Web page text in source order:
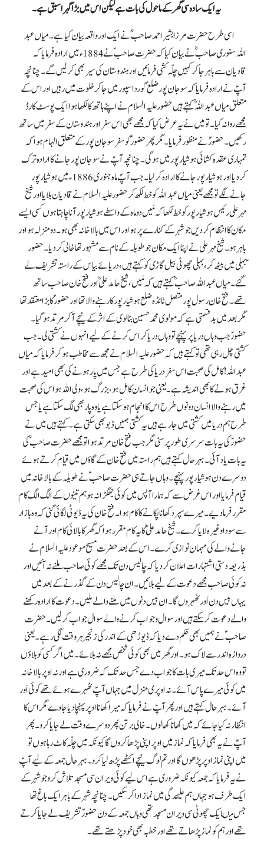
یہ ایک سادہ سی گھر کے ماحول کی بات ہے لیکن اس میں بڑا گہرا سبق ہے۔
اسی طرح حضرت مرزا بشیر احمد صاحبؓ نے ایک اور واقعہ بیان کیا ہے۔میاں عبد
اللہ سنوری صاحبؓ نے بیان کیا کہ حضرت صاحبؑ نے 1884ء میں ارادہ فرمایا کہ
قادیان سے باہر جا کر کہیں چلّہ کشی فرما ئیں اور ہندوستان کی سیر بھی کر لیں گے۔ چنانچہ
آپؑ نے ارادہ فرمایا کہ سوجان پور ضلع گورداسپور میں جا کر خلوت میں رہیں اور اس کے
متعلق میاں عبداللہؓ کہتے ہیں حضور علیہ السلام نے اپنے ہاتھ کا لکھا ہوا ایک پوسٹ کارڈ
مجھے روانہ کیا۔ تو میں نے یہ عرض کیا کہ مجھے بھی اس سفر اور ہندوستان کے سفر میں ساتھ
رکھیں۔ حضورؑ نے منظور فرمایا۔ مگر پھر حضور ؑکو سفر سوجان پور کے متعلق الہام ہوا کہ
تمہاری عقدہ کشائی ہوشیار پور میں ہوگی۔ چنانچہ آپؑ نے سوجان پور جانے کا ارادہ ترک
کر دیا اور ہوشیار پور جانے کا ارادہ کر لیا۔ جب آپؑ ماہ جنوری 1886ء میں ہوشیارپور
جانے لگے تو مجھے یعنی میاں عبداللہ کو خط لکھ کر حضور علیہ السلام نے قادیان بلایا اور شیخ
مہرعلی رئیس ہوشیارپور کو خط لکھا کہ مَیں دو ماہ کے واسطے ہوشیار پور آنا چاہتا ہوں کسی ایسے
مکان کا انتظام کر دیں جو شہر کے کنارے پر ہو اور اس میں بالا خانہ بھی ہو۔ دومنزلہ ہو اور
باہر ہو۔ شیخ مہر علی نے اپنا ایک مکان جو طویلہ کے نام سے مشہور تھا خالی کر دیا۔ حضور
ؑبہلی میں بیٹھ کر، بہلی چھوٹی بیل گاڑی کو کہتے ہیں، دریائے بیاس کے راستہ تشریف لے
گئے۔ میاں عبداللہ صاحبؓ کہتے ہیں کہ مَیں ،شیخ حامد علیؓ اور فتح خان صاحب ساتھ
تھے۔ فتح خان رسول پور متصل ٹانڈہ ضلع ہوشیارپور کا رہنے والا تھا اور حضور ؑکا بڑا معتقد تھا
مگر بعد میں بدقسمتی ہے کہ مولوی محمد حسین بٹالوی کے اثر کے نیچے آ کر مرتد ہو گیا۔
حضورؑ جب وہاں دریا پر پہنچے تو وہاں دریا کراس کرنے کے لیے انہوں نے کشتی لی۔ جب
کشتی چل رہی تھی توکہتے ہیں کہ حضور علیہ السلام نے مجھ سے مخاطب ہو کر فرمایا کہ میاں
عبداللہ! کامل کی صحبت اس سفر دریا کی طرح ہے جس میں پار ہونے کی بھی امید ہے اور
غرق ہونے کا بھی اندیشہ ہے۔ یعنی جو انسان کامل ہو، بزرگ ہو، ولی اللہ ہو اس کی صحبت
میں رہنے والا انسان دونوں طرح اس کا انجام ہو سکتا ہے یا وہ پار بھی لگ سکتا ہے یاجس
طرح ہم دریا میں کشتی میں جا رہے ہیں یہ کشتی ہمیں ڈبو بھی سکتی ہے۔ کہتے ہیں میں نے
حضورؑکی یہ بات سرسری طور پر سنی مگر جب فتح خان مرتد ہوا تو مجھے حضرت صاحبؑ کی
یہ بات یاد آئی۔ بہرحال کہتے ہیں ہم راستہ میں فتح خان کے گاؤں میں قیام کرتے ہوئے
دوسرے دن ہوشیار پور پہنچے۔ وہاں جاتے ہی حضرت صاحبؑ نے طویلہ کے بالا خانہ میں
قیام فرمایا اور اس غرض سے کہ ہمارا آپس میں کوئی جھگڑا نہ ہو ہم تینوں کے الگ الگ کام
مقرر فرما دیے۔ میرے سپر دکھانا پکانے کا کام ہوا۔ فتح خان کی یہ ڈیوٹی لگائی گئی کہ وہ بازار
سے سودا وغیرہ لایا کرے۔ شیخ حامد علی ؓکا یہ کام مقرر ہوا کہ گھر کا بالائی کام اور آنے
جانے والے کی مہمان نوازی کرے۔ اس کے بعد حضرت مسیح موعود علیہ السلام نے
بذریعہ دستی اشتہارات اعلان کر دیا کہ چالیس دن تک مجھے کوئی صاحب ملنے نہ آئیں اور
نہ کوئی صاحب مجھے دعوت کے لیے بلائیں۔ ان چالیس دن کے گذرنے کے بعد میں
یہاں بیس دن اَور ٹھہروں گا۔ ان بیس دنوں میں ملنے والے ملیں۔ دعوت کا ارادہ رکھنے
والے دعوت کر سکتے ہیں اور سوال و جواب کرنے والے سوال جواب کر لیں۔ حضرت
صاحبؑ نے ہمیں بھی حکم دے دیا کہ ڈیوڑھی کے اندر کی زنجیر ہر وقت لگی رہے۔یعنی
دروازہ اندر سے لاک ہو۔ اور گھر میں بھی کوئی شخص مجھے نہ بلائے۔ میں اگر کسی کو بلاؤں
تو وہ اس حد تک میری بات کا جواب دے جس حد تک کہ ضروری ہے اور نہ اوپر بالاخانہ
میں کوئی میرے پاس آئے۔ نہ اوپری منزل میں جہاں آپؑ ٹھہرے ہوئے تھے کوئی اَور
آئے۔ بہرحال کہتے ہیں اور پھر آپؑ نے فرمایا کہ میرا کھانا اوپر پہنچا دیا جاوے مگر اس کا
انتظار نہ کیا جائے کہ میں کھانا کھالوں۔ خالی برتن پھر دوسرے وقت لے جایا کرو۔ پھر
آپؑ نے یہ بھی فرمایا کہ نمازمیں اوپر اپنی پڑھاکروں گا کیونکہ میں چلّہ کاٹ رہا ہوں تو
میں اپنی نماز اوپر پڑھوں گا اورتم لوگ نیچے اکٹھے پڑھ لیا کرو۔ بہرحال جمعہ کے لیے آپؑ
نے یہ فرمایا کہ جمعہ کیونکہ ضروری ہے اس لیے کوئی ویران سی مسجد تلاش کرو جو شہر کے
ایک طرف ہو جہاں ہم علیحدگی میں نماز ادا کر سکیں۔ چنانچہ شہر کے باہر ایک باغ تھا
جس میںایک چھوٹی سی ویران مسجد تھی وہاں جمعہ کے دن حضورؑ تشریف لے جایا کرتے
تھے اور ہم کو نماز پڑھاتے تھے اور خطبہ بھی خود پڑھتے تھے۔